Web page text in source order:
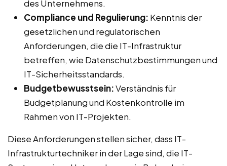
des Unternehmens.
Compliance und Regulierung: Kenntnis der
gesetzlichen und regulatorischen
Anforderungen, die die IT-Infrastruktur
betreffen, wie Datenschutzbestimmungen und
IT-Sicherheitsstandards.
Budgetbewusstsein:Verständnis für
Budgetplanung und Kostenkontrolle im
Rahmen von IT-Projekten.
Diese Anforderungen stellen sicher, dass IT-
Infrastrukturtechniker in der Lage sind, die IT-